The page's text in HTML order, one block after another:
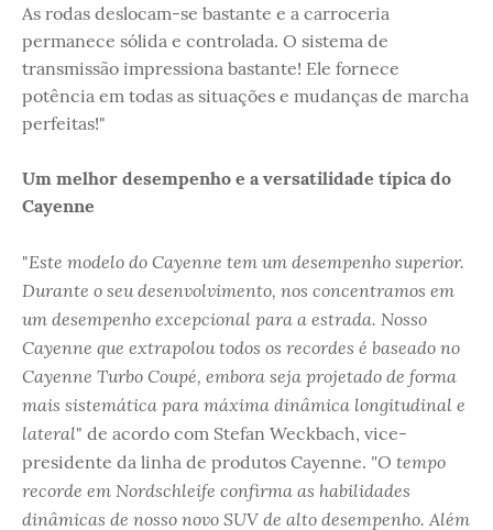
As rodas deslocam-se bastante e a carroceria
permanece sólida e controlada. O sistema de
transmissão impressiona bastante! Ele fornece
potência em todas as situações e mudanças de marcha
perfeitas!"
Um melhor desempenho e a versatilidade típica do
Cayenne
"Este modelo do Cayenne tem um desempenho superior.
Durante o seu desenvolvimento, nos concentramos em
um desempenho excepcional para a estrada. Nosso
Cayenne que extrapolou todos os recordes é baseado no
Cayenne Turbo Coupé, embora seja projetado de forma
mais sistemática para máxima dinâmica longitudinal e
lateral" de acordo com Stefan Weckbach, vice-
presidente da linha de produtos Cayenne. "O tempo
recorde em Nordschleife confirma as habilidades
dinâmicas de nosso novo SUV de alto desempenho. Além